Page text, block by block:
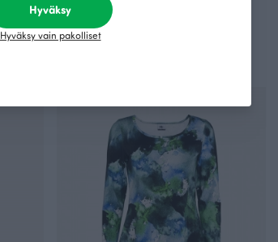
SAIMA mekko, tummanvihreä
Vihreä
Hyväksy
Hyväksy vain pakolliset